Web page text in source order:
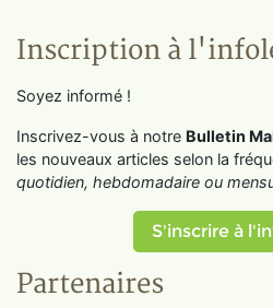
Inscription à
Soyez informé !
Inscrivez-vous à notre Bulletin
les nouveaux articles selon la
quotidien, hebdomadaire ou
S'inscrire à
Partenaires